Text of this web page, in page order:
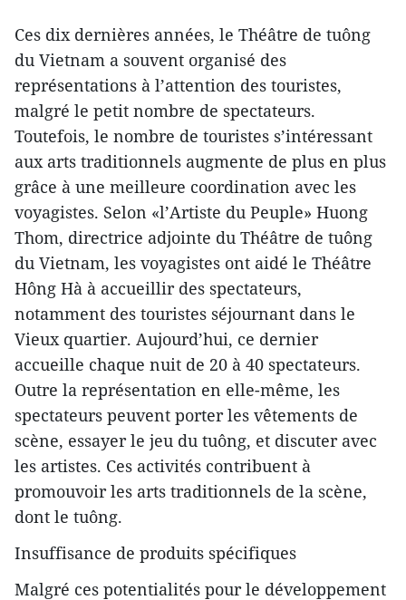
Ces dix dernières années, le Théâtre de tuông
du Vietnam a souvent organisé des
représentations à l’attention des touristes,
malgré le petit nombre de spectateurs.
Toutefois, le nombre de touristes s’intéressant
aux arts traditionnels augmente de plus en plus
grâce à une meilleure coordination avec les
voyagistes. Selon «l’Artiste du Peuple» Huong
Thom, directrice adjointe du Théâtre de tuông
du Vietnam, les voyagistes ont aidé le Théâtre
Hông Hà à accueillir des spectateurs,
notamment des touristes séjournant dans le
Vieux quartier. Aujourd’hui, ce dernier
accueille chaque nuit de 20 à 40 spectateurs.
Outre la représentation en elle-même, les
spectateurs peuvent porter les vêtements de
scène, essayer le jeu du tuông, et discuter avec
les artistes. Ces activités contribuent à
promouvoir les arts traditionnels de la scène,
dont le tuông.
Insuffisance de produits spécifiques
Malgré ces potentialités pour le développement